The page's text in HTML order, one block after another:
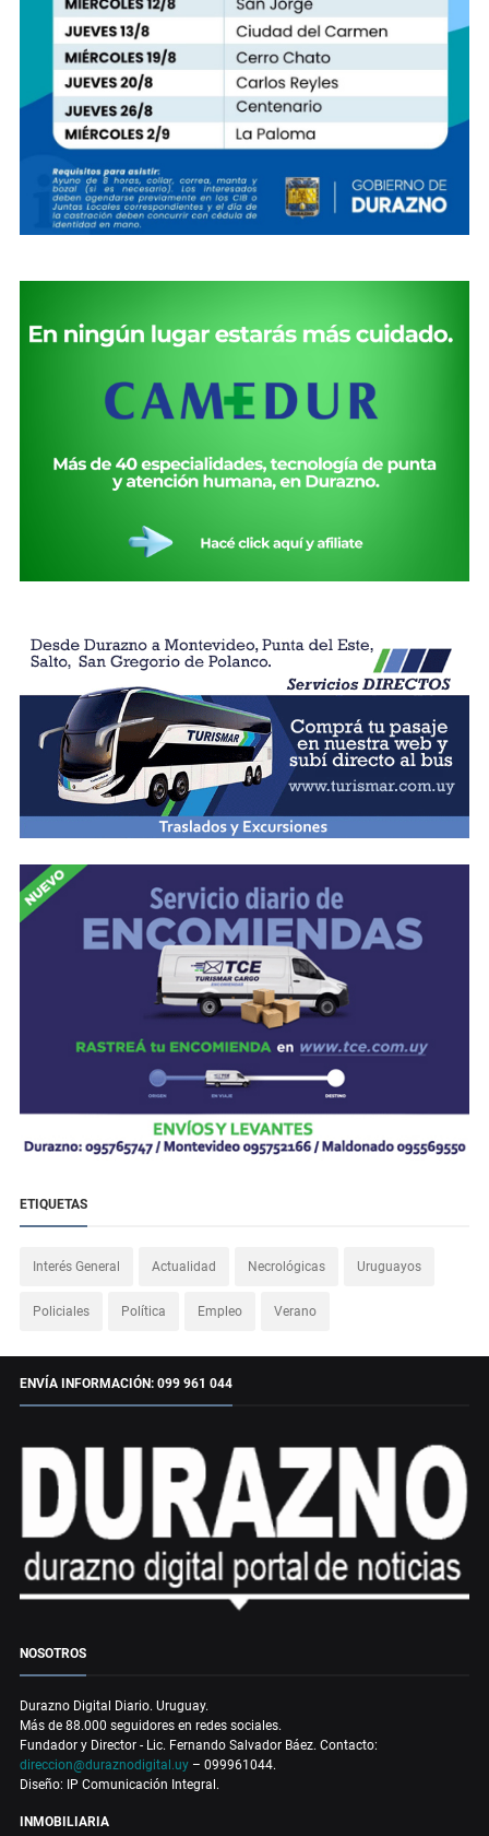
ETIQUETAS
Interés General Actualidad Necrológicas Uruguayos
Policiales Política Empleo Verano
ENVÍA INFORMACIÓN: 099 961 044
NOSOTROS
Durazno Digital Diario. Uruguay.
Más de 88.000 seguidores en redes sociales.
Fundador y Director - Lic. Fernando Salvador Báez. Contacto:
direccion@duraznodigital.uy – 099961044.
Diseño: IP Comunicación Integral.
INMOBILIARIA